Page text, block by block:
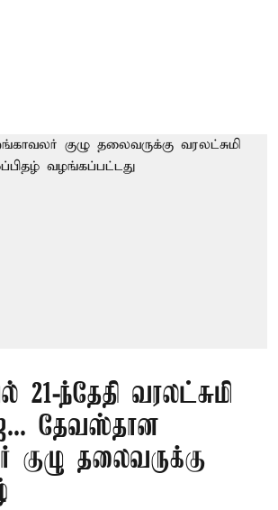
21-ந்தேதி வரலட்சுமி
தேவஸ்தான
குழு தலைவருக்கு